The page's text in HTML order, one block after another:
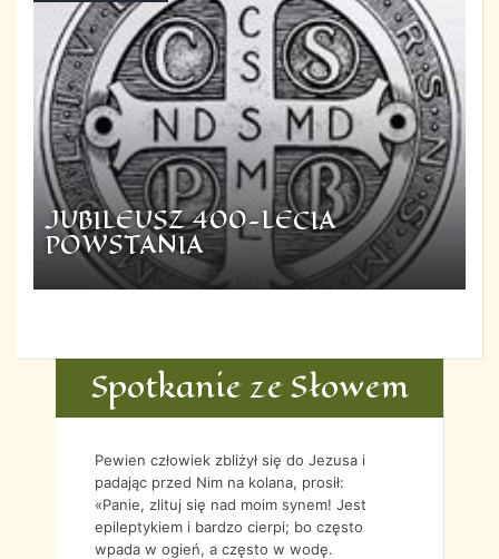
JUBILEUSZ 400-LECIA
POWSTANIA
Spotkanie ze Słowem
Pewien człowiek zbliżył się do Jezusa i
padając przed Nim na kolana, prosił:
«Panie, zlituj się nad moim synem! Jest
epileptykiem i bardzo cierpi; bo często
wpada w ogień, a często w wodę.